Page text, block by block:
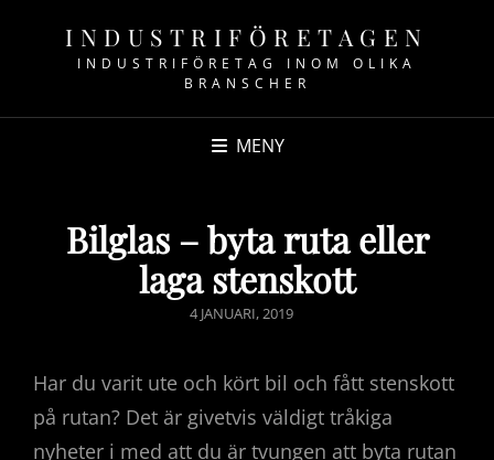
INDUSTRIFÖRETAGEN
INDUSTRIFÖRETAG INOM OLIKA
BRANSCHER
MENY
Bilglas – byta ruta eller
laga stenskott
PUBLICERAT
4 JANUARI, 2019
Har du varit ute och kört bil och fått stenskott
på rutan? Det är givetvis väldigt tråkiga
nyheter i med att du är tvungen att byta rutan